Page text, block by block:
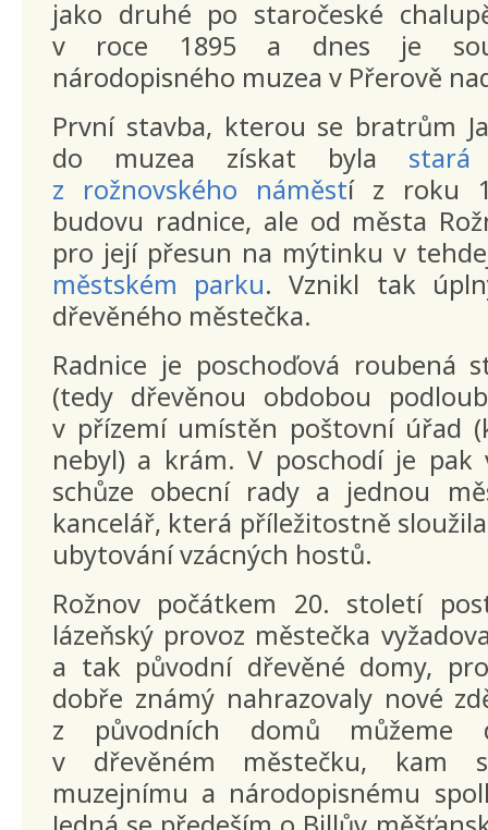
jako druhé po staročeské
v roce 1895 a dnes je
národopisného muzea v Přerově
První stavba, kterou se bratrům
do muzea získat byla
z rožnovského náměstí z roku
budovu radnice, ale od města
pro její přesun na mýtinku v
městském parku. Vznikl tak
dřevěného městečka.
Radnice je poschoďová roubená
(tedy dřevěnou obdobou
v přízemí umístěn poštovní úřad
nebyl) a krám. V poschodí je
schůze obecní rady a jednou
kancelář, která příležitostně
ubytování vzácných hostů.
Rožnov počátkem 20. století
lázeňský provoz městečka
a tak původní dřevěné domy,
dobře známý nahrazovaly nové
z původních domů můžeme
v dřevěném městečku, kam
muzejnímu a národopisnému